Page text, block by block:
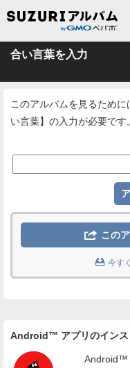
合い言葉を入力
このアルバムを見るため
い言葉】の入力が必要です。
 この
 今す
Android™ アプリのインス
Android™